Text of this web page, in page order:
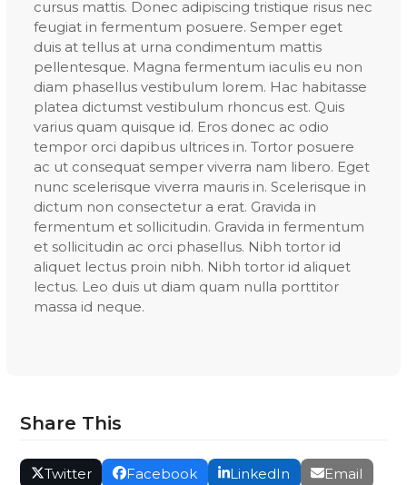
cursus mattis. Donec adipiscing tristique risus nec
feugiat in fermentum posuere. Semper eget
duis at tellus at urna condimentum mattis
pellentesque. Magna fermentum iaculis eu non
diam phasellus vestibulum lorem. Hac habitasse
platea dictumst vestibulum rhoncus est. Quis
varius quam quisque id. Eros donec ac odio
tempor orci dapibus ultrices in. Tortor posuere
ac ut consequat semper viverra nam libero. Eget
nunc scelerisque viverra mauris in. Scelerisque in
dictum non consectetur a erat. Gravida in
fermentum et sollicitudin. Gravida in fermentum
et sollicitudin ac orci phasellus. Nibh tortor id
aliquet lectus proin nibh. Nibh tortor id aliquet
lectus. Leo duis ut diam quam nulla porttitor
massa id neque.
Share This
Twitter Facebook LinkedIn Email